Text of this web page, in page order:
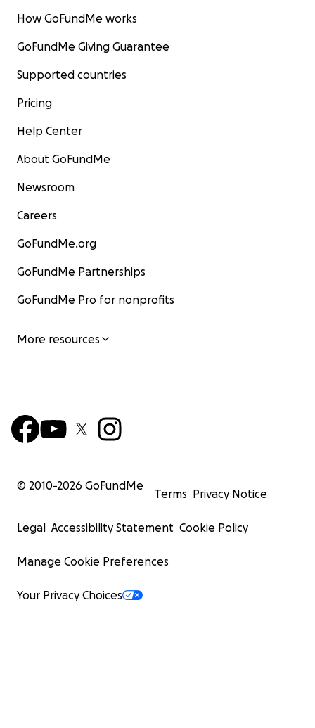
How GoFundMe works
GoFundMe Giving Guarantee
Supported countries
Pricing
Help Center
About GoFundMe
Newsroom
Careers
GoFundMe.org
GoFundMe Partnerships
GoFundMe Pro for nonprofits
More resources
© 2010-2026 GoFundMe
Terms Privacy Notice
Legal Accessibility Statement Cookie Policy
Manage Cookie Preferences
Your Privacy Choices